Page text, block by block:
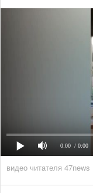
0:00 / 0:00
видео читателя 47news